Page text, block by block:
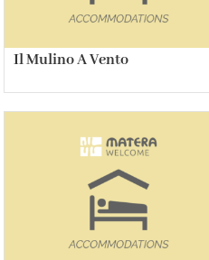
Il Mulino A Vento